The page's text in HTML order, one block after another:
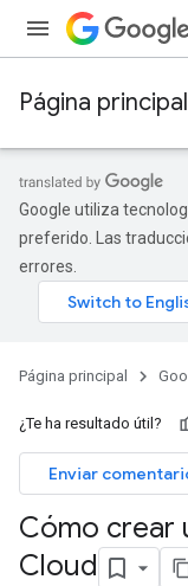
Página principal
Google utiliza
preferido. Las
errores.
Página principal
¿Te ha resultado útil?
Enviar
Cómo crear
Cloud